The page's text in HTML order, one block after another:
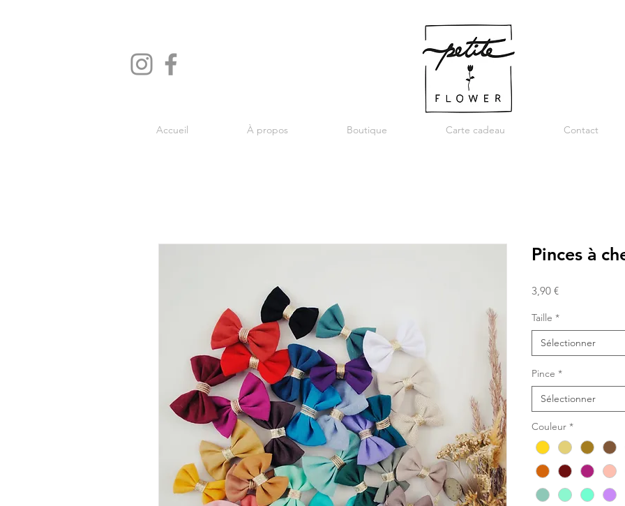
Accueil À propos Boutique Carte cadeau Contact
Pinces à
3,90 €Prix
Taille *
Sélectionner
Pince *
Sélectionner
Couleur *